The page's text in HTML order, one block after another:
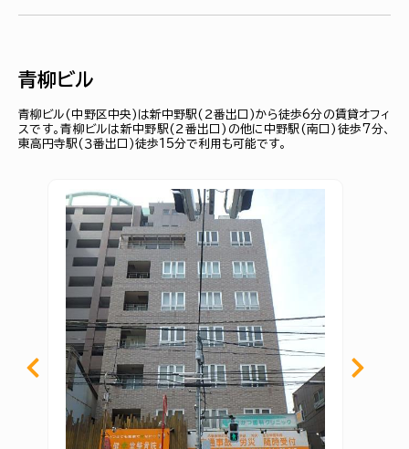
青柳ビル
青柳ビル(中野区中央)は新中野駅(２番出口)から徒歩6分の賃貸オフィ
スです。青柳ビルは新中野駅(２番出口)の他に中野駅(南口)徒歩7分、
東高円寺駅(３番出口)徒歩15分で利用も可能です。